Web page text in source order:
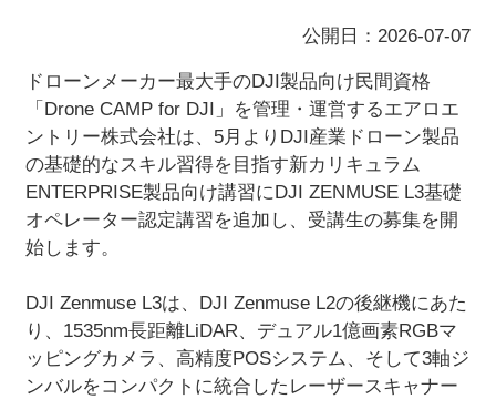
公開日：2026-07-07
ドローンメーカー最大手のDJI製品向け民間資格
「Drone CAMP for DJI」を管理・運営するエアロエ
ントリー株式会社は、5月よりDJI産業ドローン製品
の基礎的なスキル習得を目指す新カリキュラム
ENTERPRISE製品向け講習にDJI ZENMUSE L3基礎
オペレーター認定講習を追加し、受講生の募集を開
始します。
DJI Zenmuse L3は、DJI Zenmuse L2の後継機にあた
り、1535nm長距離LiDAR、デュアル1億画素RGBマ
ッピングカメラ、高精度POSシステム、そして3軸ジ
ンバルをコンパクトに統合したレーザースキャナー